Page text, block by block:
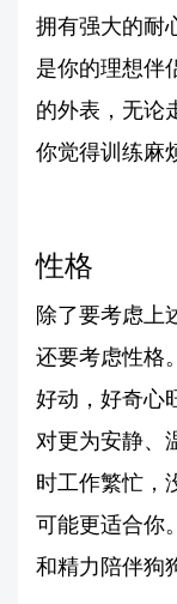
拥有强大的耐
是你的理想伴
的外表，无论
你觉得训练麻
性格
除了要考虑上
还要考虑性格
好动，好奇心
对更为安静、
时工作繁忙，
可能更适合你
和精力陪伴狗